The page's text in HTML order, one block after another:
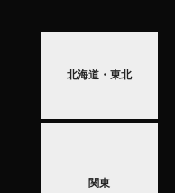
北海道・東北
関東